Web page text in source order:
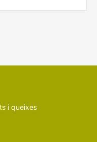
i queixes